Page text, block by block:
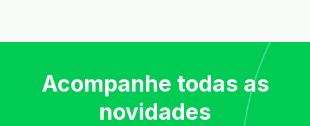
Acompanhe todas as
novidades